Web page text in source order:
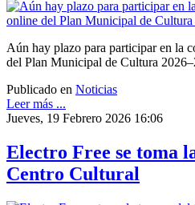
Aún hay plazo para participar en la
del Plan Municipal de Cultura
Publicado en Noticias
Leer más ...
Jueves, 19 Febrero 2026 16:06
Electro Free se toma
Centro Cultural